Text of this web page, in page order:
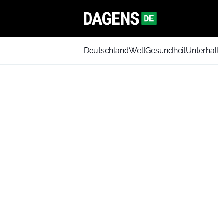
DeutschlandWeltGesundheit